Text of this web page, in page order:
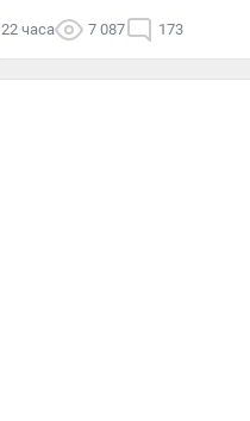
22 часа 7 087 173